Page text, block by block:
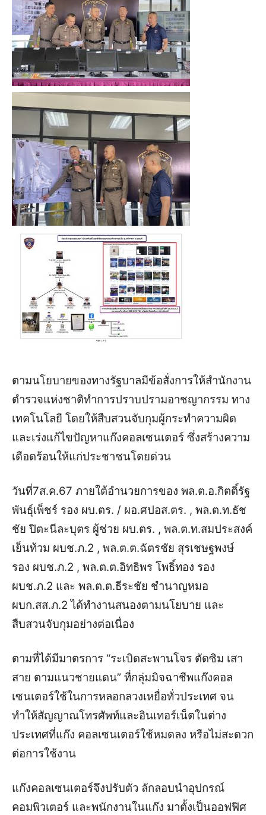
ตามนโยบายของทางรัฐบาลมีข้อสั่งการให้สำนักงาน
ตำรวจแห่งชาติทำการปราบปรามอาชญากรรม ทาง
เทคโนโลยี โดยให้สืบสวนจับกุมผู้กระทำความผิด
และเร่งแก้ไขปัญหาแก๊งคอลเซนเตอร์ ซึ่งสร้างความ
เดือดร้อนให้แก่ประชาชนโดยด่วน
วันที่7ส.ค.67 ภายใต้อำนวยการของ พล.ต.อ.กิตติ์รัฐ
พันธุ์เพ็ชร์ รอง ผบ.ตร. / ผอ.ศปอส.ตร. , พล.ต.ท.ธัช
ชัย ปิตะนีละบุตร ผู้ช่วย ผบ.ตร. , พล.ต.ท.สมประสงค์
เย็นท้วม ผบช.ภ.2 , พล.ต.ต.ฉัตรชัย สุรเชษฐพงษ์
รอง ผบช.ภ.2 , พล.ต.ต.อิทธิพร โพธิ์ทอง รอง
ผบช.ภ.2 และ พล.ต.ต.ธีระชัย ชำนาญหมอ
ผบก.สส.ภ.2 ได้ทำงานสนองตามนโยบาย และ
สืบสวนจับกุมอย่างต่อเนื่อง
ตามที่ได้มีมาตรการ “ระเบิดสะพานโจร ตัดซิม เสา
สาย ตามแนวชายแดน” ที่กลุ่มมิจฉาชีพแก๊งคอล
เซนเตอร์ใช้ในการหลอกลวงเหยื่อทั่วประเทศ จน
ทำให้สัญญาณโทรศัพท์และอินเทอร์เน็ตในต่าง
ประเทศที่แก๊ง คอลเซนเตอร์ใช้หมดลง หรือไม่สะดวก
ต่อการใช้งาน
แก๊งคอลเซนเตอร์จึงปรับตัว ลักลอบนำอุปกรณ์
คอมพิวเตอร์ และพนักงานในแก๊ง มาตั้งเป็นออฟฟิศ